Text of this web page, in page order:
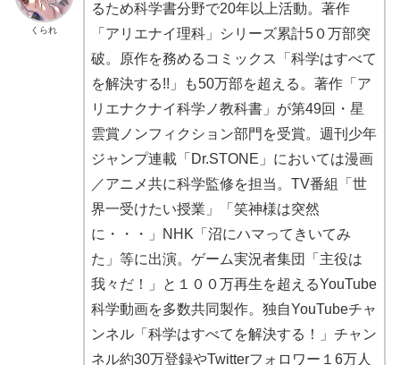
くられ
るため科学書分野で20年以上活動。著作
「アリエナイ理科」シリーズ累計5０万部突
破。原作を務めるコミックス「科学はすべて
を解決する!!」も50万部を超える。著作「ア
リエナクナイ科学ノ教科書」が第49回・星
雲賞ノンフィクション部門を受賞。週刊少年
ジャンプ連載「Dr.STONE」においては漫画
／アニメ共に科学監修を担当。TV番組「世
界一受けたい授業」「笑神様は突然
に・・・」NHK「沼にハマってきいてみ
た」等に出演。ゲーム実況者集団「主役は
我々だ！」と１００万再生を超えるYouTube
科学動画を多数共同製作。独自YouTubeチャ
ンネル「科学はすべてを解決する！」チャン
ネル約30万登録やTwitterフォロワー１6万人